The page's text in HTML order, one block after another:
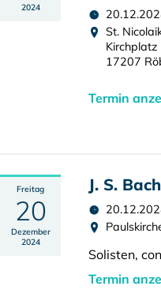
2024
St.
Kirchplatz
17207
Termin
Freitag
20
Dezember
2024
J. S.
Solisten,
Termin